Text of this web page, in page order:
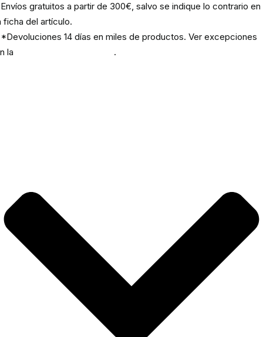
gratuitos a partir de 300€, salvo se indique lo contrario en
ficha del artículo.
14 días en miles de productos. Ver excepciones
la
.